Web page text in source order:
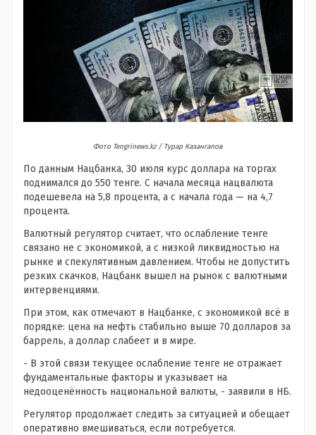
Фото Tengrinews.kz / Турар Казангапов
По данным Нацбанка, 30 июля курс доллара на торгах
поднимался до 550 тенге. С начала месяца нацвалюта
подешевела на 5,8 процента, а с начала года — на 4,7
процента.
Валютный регулятор считает, что ослабление тенге
связано не с экономикой, а с низкой ликвидностью на
рынке и спекулятивным давлением. Чтобы не допустить
резких скачков, Нацбанк вышел на рынок с валютными
интервенциями.
При этом, как отмечают в Нацбанке, с экономикой всё в
порядке: цена на нефть стабильно выше 70 долларов за
баррель, а доллар слабеет и в мире.
- В этой связи текущее ослабление тенге не отражает
фундаментальные факторы и указывает на
недооценённость национальной валюты, - заявили в НБ.
Регулятор продолжает следить за ситуацией и обещает
оперативно вмешиваться, если потребуется.